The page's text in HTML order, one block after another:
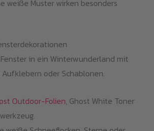
weiße Muster wirken besonders
in ein Winterwunderland mit
oder Schablonen.
Outdoor-Folien, Ghost White Toner